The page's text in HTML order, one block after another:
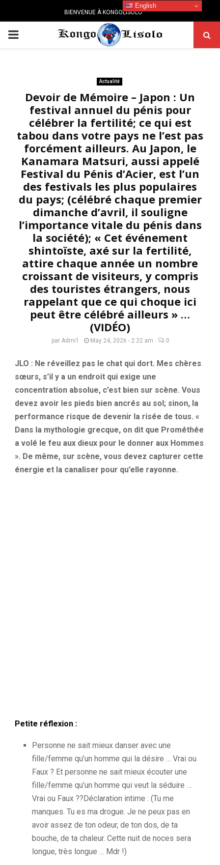
BIENVENUE À KONGOLISOLO
PRIMARY
Actualité
Devoir de Mémoire – Japon : Un
festival annuel du pénis pour
célébrer la fertilité; ce qui est
tabou dans votre pays ne l’est pas
forcément ailleurs. Au Japon, le
Kanamara Matsuri, aussi appelé
Festival du Pénis d’Acier, est l’un
des festivals les plus populaires
du pays; (célébré chaque premier
dimanche d’avril, il souligne
l’importance vitale du pénis dans
la société); « Cet événement
shintoïste, axé sur la fertilité,
attire chaque année un nombre
croissant de visiteurs, y compris
des touristes étrangers, nous
rappelant que ce qui choque ici
peut être célébré ailleurs » …
(VIDÉO)
par Admi1 May 24, 2026 - 2:22 am 0
JLO : Ne réveillez pas le chat qui dort. Mes chères
sœurs, s’il y a un endroit qui exige une
concentration absolue, c’est bien sur scène. Vous
devez avoir les pieds bien ancrés au sol; sinon, la
performance risque de devenir la risée de tous. «
Dans la mythologie grecque, on dit que Prométhée
a volé le feu aux dieux pour le donner aux Hommes
». De même, sur scène, vous devez capturer cette
énergie et la canaliser pour qu’elle rayonne.
Petite réflexion :
Personne ne sait mieux danser avec une
fille/femme qu’un homme qui la désire … Vrai ou
Faux ? Et personne ne sait mieux écouter une
fille/femme qu’un homme qui veut la séduire …
Vrai ou Faux ??Déclaration intime : (Tu me
manques. Tu es ma drogue. Je ne peux pas en
avoir assez de ton odeur, de ton dos, de ta
bouche, de ta chaleur. Cette nuit de noces sera
longue, très longue … Mdr !)
English